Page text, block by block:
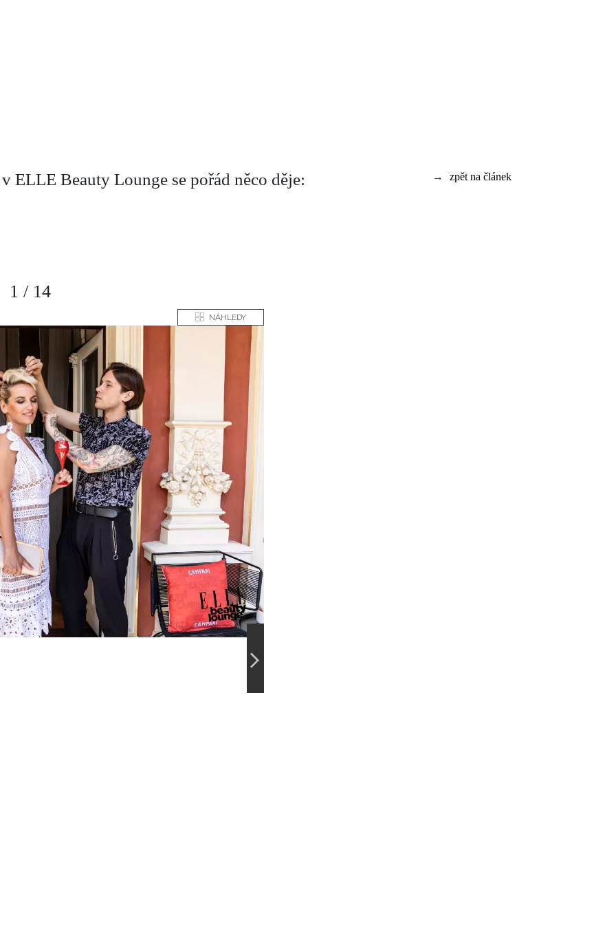
→ zpět na článek
ELLE Beauty Lounge se pořád něco děje:
1 / 14
NÁHLEDY